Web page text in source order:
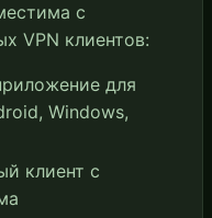
с
VPN клиентов:
для
Windows,
клиент с